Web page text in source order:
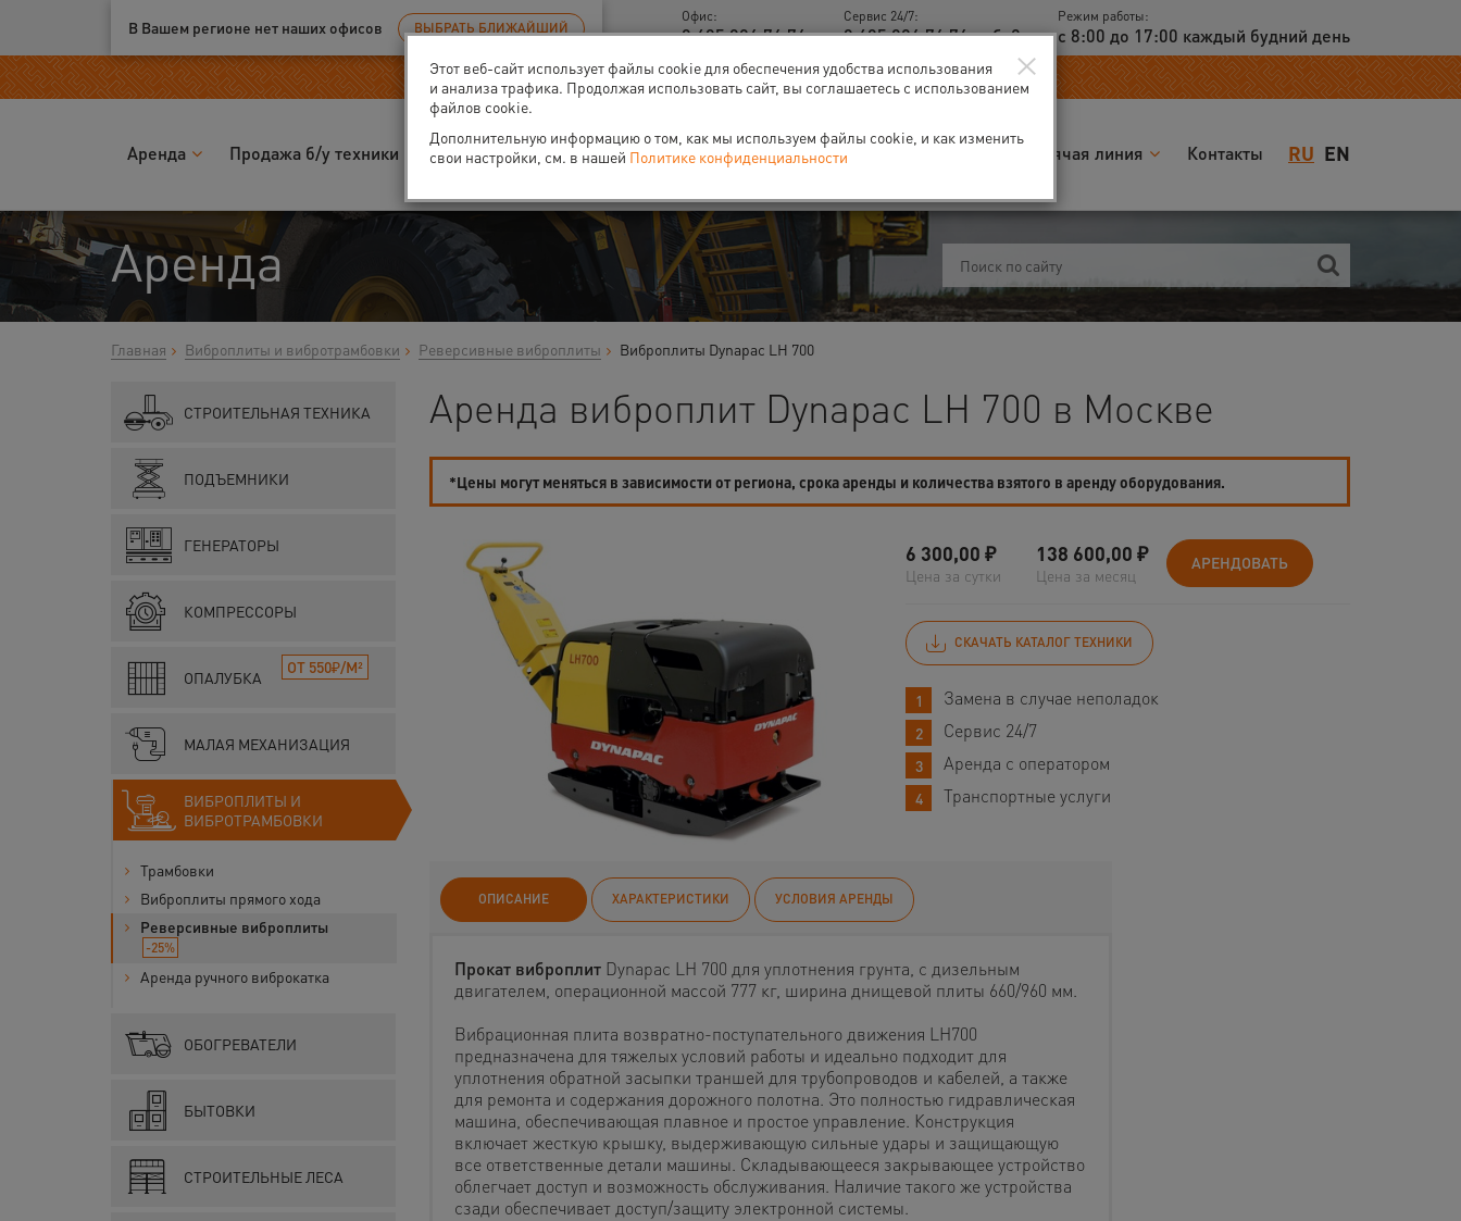
Ваш город:Москва
В Вашем регионе нет наших офисов ВЫБРАТЬ БЛИЖАЙШИЙ
Офис:
8 495 926 76 76
Сервис 24/7:
8 495 926 76 76 доб. 2
Режим работы:
с 8:00 до 17:00 каждый будний день
RU EN
Аренда Продажа б/у техники Запчасти О нас События Горячая линия Контакты
Аренда
Главная Виброплиты и вибротрамбовки Реверсивные виброплиты Виброплиты Dynapac LH 700
СТРОИТЕЛЬНАЯ ТЕХНИКА
ПОДЪЕМНИКИ
ГЕНЕРАТОРЫ
КОМПРЕССОРЫ
ОПАЛУБКА
ОТ 550₽/М²
МАЛАЯ МЕХАНИЗАЦИЯ
ВИБРОПЛИТЫ И
ВИБРОТРАМБОВКИ
Трамбовки
Виброплиты прямого хода
Реверсивные виброплиты
-25%
Аренда ручного виброкатка
ОБОГРЕВАТЕЛИ
БЫТОВКИ
СТРОИТЕЛЬНЫЕ ЛЕСА
Аренда виброплит Dynapac LH 700 в Москве
*Цены могут меняться в зависимости от региона, срока аренды и количества взятого в аренду оборудования.
6 300,00 ₽
Цена за сутки
138 600,00 ₽
Цена за месяц
АРЕНДОВАТЬ
СКАЧАТЬ КАТАЛОГ ТЕХНИКИ
Замена в случае неполадок
Сервис 24/7
Аренда с оператором
Транспортные услуги
ОПИСАНИЕ ХАРАКТЕРИСТИКИ УСЛОВИЯ АРЕНДЫ
Прокат виброплитDynapac LH 700 для уплотнения грунта, с дизельным
двигателем, операционной массой 777 кг, ширина днищевой плиты 660/960 мм.
Вибрационная плита возвратно-поступательного движения LH700
предназначена для тяжелых условий работы и идеально подходит для
уплотнения обратной засыпки траншей для трубопроводов и кабелей, а также
для ремонта и содержания дорожного полотна. Это полностью гидравлическая
машина, обеспечивающая плавное и простое управление. Конструкция
включает жесткую крышку, выдерживающую сильные удары и защищающую
все ответственные детали машины. Складывающееся закрывающее устройство
облегчает доступ и возможность обслуживания. Наличие такого же устройства
сзади обеспечивает доступ/защиту электронной системы.
×
Этот веб-сайт использует файлы cookie для обеспечения удобства использования
и анализа трафика. Продолжая использовать сайт, вы соглашаетесь с использованием
файлов cookie.
Дополнительную информацию о том, как мы используем файлы cookie, и как изменить
свои настройки, см. в нашей Политике конфиденциальности